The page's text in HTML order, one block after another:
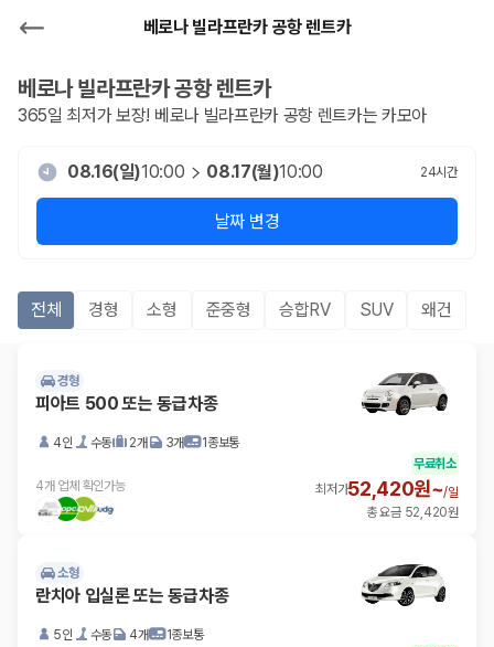
베로나 빌라프란카 공항 렌트카
베로나 빌라프란카 공항렌트카
365일 최저가 보장! 베로나 빌라프란카 공항 렌트카는 카모아
08.16(일)10:00 08.17(월)10:00 24시간
날짜 변경
전체 경형 소형 준중형 승합RV SUV 왜건
경형
피아트 500 또는 동급차종
4인 수동 2개 3개 1종보통
4개 업체 확인가능
무료취소
최저가52,420원~/일
총 요금 52,420원
소형
란치아 입실론 또는 동급차종
5인 수동 4개 1종보통